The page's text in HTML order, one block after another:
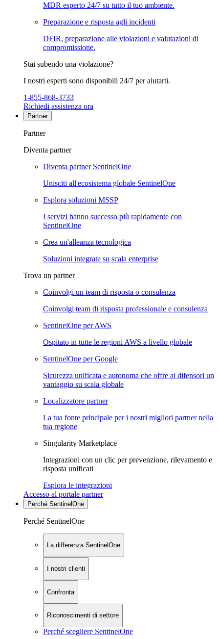
MDR esperto 24/7 su tutto il tuo ambiente.
Preparazione e risposta agli incidenti
DFIR, preparazione alle violazioni e valutazioni di
compromissione.
Stai subendo una violazione?
I nostri esperti sono disponibili 24/7 per aiutarti.
1-855-868-3733
Richiedi assistenza ora
Partner
Partner
Diventa partner
Diventa partner SentinelOne
Unisciti all'ecosistema globale SentinelOne
Esplora soluzioni MSSP
I servizi hanno successo più rapidamente con
SentinelOne
Crea un'alleanza tecnologica
Soluzioni integrate su scala enterprise
Trova un partner
Coinvolgi un team di risposta o consulenza
Coinvolgi team di risposta professionale e consulenza
SentinelOne per AWS
Ospitato in tutte le regioni AWS a livello globale
SentinelOne per Google
Sicurezza unificata e autonoma che offre ai difensori un
vantaggio su scala globale
Localizzatore partner
La tua fonte principale per i nostri migliori partner nella
tua regione
Singularity Marketplace
Integrazioni con un clic per prevenzione, rilevamento e
risposta unificati
Esplora le integrazioni
Accesso al portale partner
Perché SentinelOne
Perché SentinelOne
La differenza SentinelOne
I nostri clienti
Confronta
Riconoscimenti di settore
Perché scegliere SentinelOne